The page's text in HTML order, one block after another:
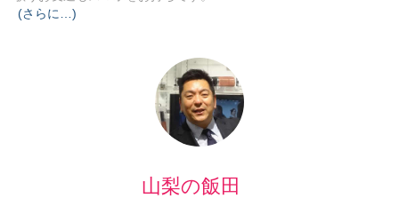
(さらに…)
山梨の飯田